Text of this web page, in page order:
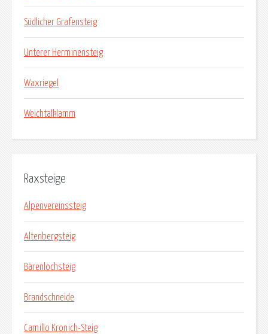
Südlicher Grafensteig
Unterer Herminensteig
Waxriegel
Weichtalklamm
Raxsteige
Alpenvereinssteig
Altenbergsteig
Bärenlochsteig
Brandschneide
Camillo Kronich-Steig